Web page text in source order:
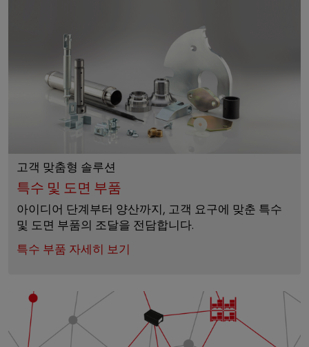
고객 맞춤형 솔루션
특수 및 도면 부품
아이디어 단계부터 양산까지, 고객 요구에 맞춘 특수
및 도면 부품의 조달을 전담합니다.
특수 부품 자세히 보기